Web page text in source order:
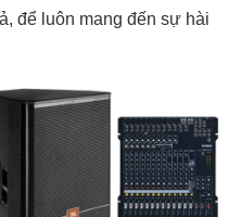
để luôn mang đến sự hài